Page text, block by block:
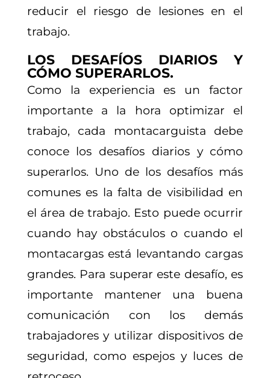
reducir el riesgo de lesiones en el
trabajo.
LOS DESAFÍOS DIARIOS Y
CÓMO SUPERARLOS.
Como la experiencia es un factor
importante a la hora optimizar el
trabajo, cada montacarguista debe
conoce los desafíos diarios y cómo
superarlos. Uno de los desafíos más
comunes es la falta de visibilidad en
el área de trabajo. Esto puede ocurrir
cuando hay obstáculos o cuando el
montacargas está levantando cargas
grandes. Para superar este desafío, es
importante mantener una buena
comunicación con los demás
trabajadores y utilizar dispositivos de
seguridad, como espejos y luces de